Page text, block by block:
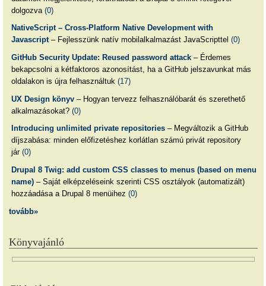
dolgozva (0)
NativeScript – Cross-Platform Native Development with
Javascript– Fejlesszünk natív mobilalkalmazást JavaScripttel (0)
GitHub Security Update: Reused password attack– Érdemes
bekapcsolni a kétfaktoros azonosítást, ha a GitHub jelszavunkat más
oldalakon is újra felhasználtuk (17)
UX Design könyv– Hogyan tervezz felhasználóbarát és szerethető
alkalmazásokat? (0)
Introducing unlimited private repositories– Megváltozik a GitHub
díjszabása: minden előfizetéshez korlátlan számú privát repository
jár (0)
Drupal 8 Twig: add custom CSS classes to menus (based on menu
name)– Saját elképzeléseink szerinti CSS osztályok (automatizált)
hozzáadása a Drupal 8 menüihez (0)
tovább»
Könyvajánló